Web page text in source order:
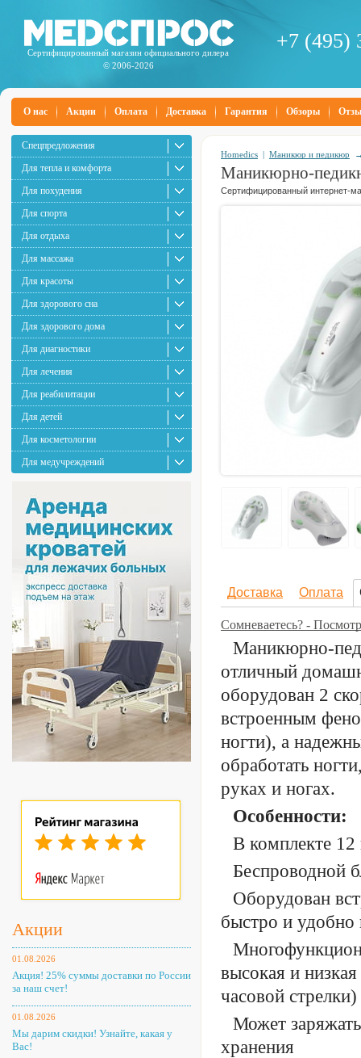
Сертифицированный магазин официального дилера
© 2006-2026
+7 (495)
О нас Акции Оплата Доставка Гарантия Обзоры
Спецпредложения
Для тепла и комфорта
Для похудения
Для спорта
Для отдыха
Для массажа
Для красоты
Для здорового сна
Для здорового дома
Для диагностики
Для лечения
Для реабилитации
Для детей
Для косметологии
Для медучреждений
Акции
01.08.2026
Акция! 25% суммы доставки по России
за наш счет!
01.08.2026
Мы дарим скидки! Узнайте, какая у
Вас!
Homedics | Маникюр и педикюр
Маникюрно-
Сертифицированный интернет-
Доставка Оплата
Сомневаетесь? -
Маникюрно-
отличный
оборудован 2
встроенным
ногти), а
обработать
руках и ногах.
Особенности:
В комплекте 12
Беспроводной
Оборудован
быстро и
высокая и
часовой стрелки)
Может
хранения